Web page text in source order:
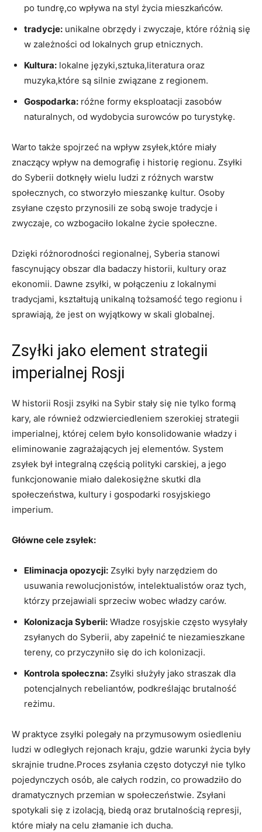
po tundrę,co wpływa na styl życia ​mieszkańców.
tradycje: unikalne obrzędy i zwyczaje, które różnią się
w zależności od lokalnych grup etnicznych.
Kultura: lokalne‍ języki,sztuka,literatura oraz
muzyka,które są ‍silnie ​związane z ‍regionem.
Gospodarka: różne formy eksploatacji​ zasobów
naturalnych,⁣ od wydobycia⁤ surowców po turystykę.
Warto także ⁤spojrzeć na wpływ zsyłek,które miały
znaczący wpływ na demografię i historię regionu. Zsyłki
do Syberii‌ dotknęły wielu⁣ ludzi z‌ różnych warstw
społecznych, co stworzyło mieszankę kultur. Osoby
zsyłane często⁢ przynosili ze sobą swoje tradycje i
zwyczaje, co wzbogaciło lokalne życie społeczne.
Dzięki ⁢różnorodności regionalnej, Syberia stanowi
fascynujący obszar dla badaczy historii, ⁢kultury oraz
ekonomii.​ Dawne⁣ zsyłki, w połączeniu z ⁣lokalnymi
tradycjami, kształtują unikalną tożsamość tego regionu​ i
sprawiają, że jest ​on wyjątkowy w skali​ globalnej.
Zsyłki jako element strategii
imperialnej Rosji
W ​historii⁤ Rosji zsyłki na Sybir stały się⁣ nie⁣ tylko formą‍
kary, ale również odzwierciedleniem szerokiej strategii
imperialnej, której celem było konsolidowanie ⁣władzy i
eliminowanie zagrażających jej⁢ elementów. System
⁣zsyłek był integralną częścią polityki carskiej, a jego
funkcjonowanie⁢ miało dalekosiężne skutki dla‍
społeczeństwa, kultury⁤ i gospodarki ⁢rosyjskiego
imperium.
Główne cele zsyłek:
Eliminacja‍ opozycji: Zsyłki były narzędziem do
usuwania rewolucjonistów, intelektualistów oraz‌ tych,
którzy przejawiali sprzeciw wobec władzy carów.
Kolonizacja Syberii: ‌Władze ‌rosyjskie często wysyłały
⁣zsyłanych do Syberii, aby ⁤zapełnić te niezamieszkane
tereny, ‍co przyczyniło się‍ do ich kolonizacji.
Kontrola społeczna: Zsyłki służyły jako ⁢straszak dla
potencjalnych rebeliantów, ⁤podkreślając⁤ brutalność
reżimu.
W praktyce zsyłki polegały na przymusowym osiedleniu
ludzi w odległych ⁢rejonach kraju, gdzie warunki życia ‌były
skrajnie trudne.Proces zsyłania często ⁣dotyczył nie tylko
pojedynczych osób, ale całych⁣ rodzin, co prowadziło do
dramatycznych przemian w społeczeństwie. Zsyłani
spotykali się z‌ izolacją, biedą oraz ⁣brutalnością ‍represji,‍
które miały na ⁤celu złamanie ich ducha.